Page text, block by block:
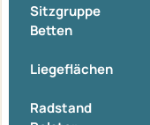
Sitzgruppe
Betten
Liegeflächen
Radstand